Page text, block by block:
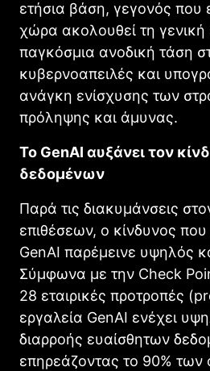
ετήσια βάση, γεγονός που
χώρα ακολουθεί τη
παγκόσμια ανοδική τάση
κυβερνοαπειλές και
ανάγκη ενίσχυσης των
πρόληψης και άμυνας.
Το GenAI αυξάνει τον
δεδομένων
Παρά τις διακυμάνσεις
επιθέσεων, ο κίνδυνος που
GenAI παρέμεινε υψηλός
Σύμφωνα με την Check
28 εταιρικές προτροπές
εργαλεία GenAI ενέχει
διαρροής ευαίσθητων
επηρεάζοντας το 90% των